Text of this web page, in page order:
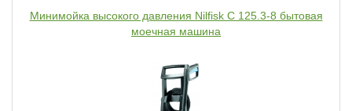
Минимойка высокого давления Nilfisk C 125.3-8 бытовая
моечная машина